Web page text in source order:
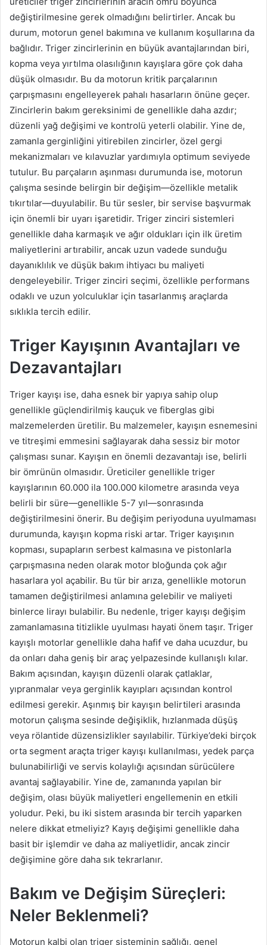
değiştirilmesine gerek olmadığını belirtirler. Ancak bu
durum, motorun genel bakımına ve kullanım koşullarına da
bağlıdır. Triger zincirlerinin en büyük avantajlarından biri,
kopma veya yırtılma olasılığının kayışlara göre çok daha
düşük olmasıdır. Bu da motorun kritik parçalarının
çarpışmasını engelleyerek pahalı hasarların önüne geçer.
Zincirlerin bakım gereksinimi de genellikle daha azdır;
düzenli yağ değişimi ve kontrolü yeterli olabilir. Yine de,
zamanla gerginliğini yitirebilen zincirler, özel gergi
mekanizmaları ve kılavuzlar yardımıyla optimum seviyede
tutulur. Bu parçaların aşınması durumunda ise, motorun
çalışma sesinde belirgin bir değişim—özellikle metalik
tıkırtılar—duyulabilir. Bu tür sesler, bir servise başvurmak
için önemli bir uyarı işaretidir. Triger zinciri sistemleri
genellikle daha karmaşık ve ağır oldukları için ilk üretim
maliyetlerini artırabilir, ancak uzun vadede sunduğu
dayanıklılık ve düşük bakım ihtiyacı bu maliyeti
dengeleyebilir. Triger zinciri seçimi, özellikle performans
odaklı ve uzun yolculuklar için tasarlanmış araçlarda
sıklıkla tercih edilir.
Triger Kayışının Avantajları ve
Dezavantajları
Triger kayışı ise, daha esnek bir yapıya sahip olup
genellikle güçlendirilmiş kauçuk ve fiberglas gibi
malzemelerden üretilir. Bu malzemeler, kayışın esnemesini
ve titreşimi emmesini sağlayarak daha sessiz bir motor
çalışması sunar. Kayışın en önemli dezavantajı ise, belirli
bir ömrünün olmasıdır. Üreticiler genellikle triger
kayışlarının 60.000 ila 100.000 kilometre arasında veya
belirli bir süre—genellikle 5-7 yıl—sonrasında
değiştirilmesini önerir. Bu değişim periyoduna uyulmaması
durumunda, kayışın kopma riski artar. Triger kayışının
kopması, supapların serbest kalmasına ve pistonlarla
çarpışmasına neden olarak motor bloğunda çok ağır
hasarlara yol açabilir. Bu tür bir arıza, genellikle motorun
tamamen değiştirilmesi anlamına gelebilir ve maliyeti
binlerce lirayı bulabilir. Bu nedenle, triger kayışı değişim
zamanlamasına titizlikle uyulması hayati önem taşır. Triger
kayışlı motorlar genellikle daha hafif ve daha ucuzdur, bu
da onları daha geniş bir araç yelpazesinde kullanışlı kılar.
Bakım açısından, kayışın düzenli olarak çatlaklar,
yıpranmalar veya gerginlik kayıpları açısından kontrol
edilmesi gerekir. Aşınmış bir kayışın belirtileri arasında
motorun çalışma sesinde değişiklik, hızlanmada düşüş
veya rölantide düzensizlikler sayılabilir. Türkiye’deki birçok
orta segment araçta triger kayışı kullanılması, yedek parça
bulunabilirliği ve servis kolaylığı açısından sürücülere
avantaj sağlayabilir. Yine de, zamanında yapılan bir
değişim, olası büyük maliyetleri engellemenin en etkili
yoludur. Peki, bu iki sistem arasında bir tercih yaparken
nelere dikkat etmeliyiz? Kayış değişimi genellikle daha
basit bir işlemdir ve daha az maliyetlidir, ancak zincir
değişimine göre daha sık tekrarlanır.
Bakım ve Değişim Süreçleri:
Neler Beklenmeli?
Motorun kalbi olan triger sisteminin sağlığı, genel